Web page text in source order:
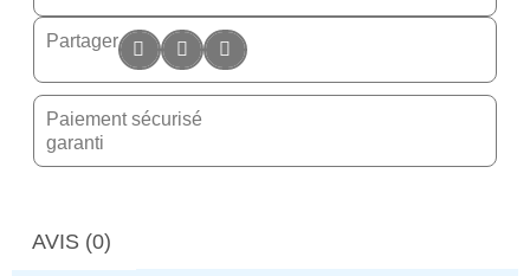
Partager
Paiement sécurisé
garanti
AVIS (0)